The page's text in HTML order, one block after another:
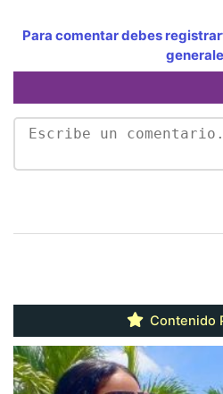
Para comentar debes
Contenido